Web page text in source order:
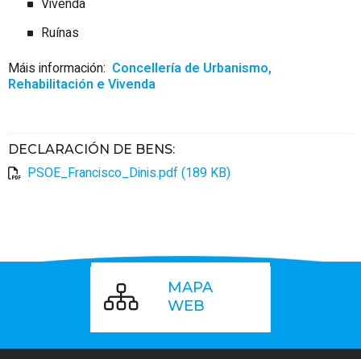
Ruínas
Máis información: Concellería de Urbanismo,
Rehabilitación e Vivenda
DECLARACIÓN DE BENS:
PSOE_Francisco_Dinis.pdf (189 KB)
MAPA
WEB